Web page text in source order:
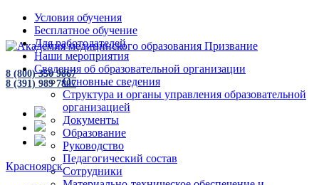
Условия обучения
Бесплатное обучение
Для работодателей
Наши мероприятия
Сведения об образовательной организации
Основные сведения
Структура и органы управления образовательной
организацией
Документы
Образование
Руководство
Педагогический состав
Сотрудники
8 (800) 350 9867
8 (391) 989 7807
Красноярск